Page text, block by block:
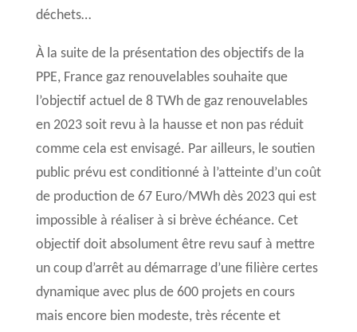
déchets…
À la suite de la présentation des objectifs de la
PPE, France gaz renouvelables souhaite que
l’objectif actuel de 8 TWh de gaz renouvelables
en 2023 soit revu à la hausse et non pas réduit
comme cela est envisagé. Par ailleurs, le soutien
public prévu est conditionné à l’atteinte d’un coût
de production de 67 Euro/MWh dès 2023 qui est
impossible à réaliser à si brève échéance. Cet
objectif doit absolument être revu sauf à mettre
un coup d’arrêt au démarrage d’une filière certes
dynamique avec plus de 600 projets en cours
mais encore bien modeste, très récente et